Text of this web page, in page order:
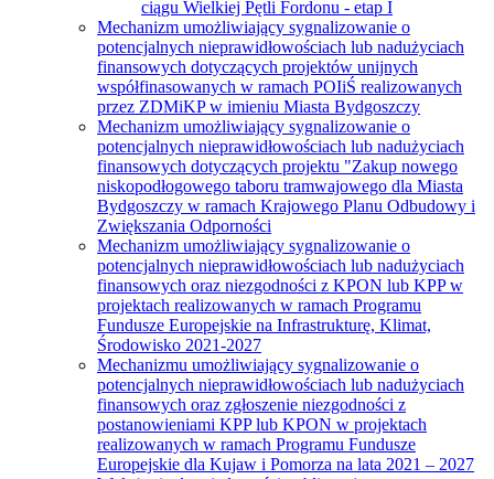
ciągu Wielkiej Pętli Fordonu - etap I
Mechanizm umożliwiający sygnalizowanie o
potencjalnych nieprawidłowościach lub nadużyciach
finansowych dotyczących projektów unijnych
współfinasowanych w ramach POIiŚ realizowanych
przez ZDMiKP w imieniu Miasta Bydgoszczy
Mechanizm umożliwiający sygnalizowanie o
potencjalnych nieprawidłowościach lub nadużyciach
finansowych dotyczących projektu "Zakup nowego
niskopodłogowego taboru tramwajowego dla Miasta
Bydgoszczy w ramach Krajowego Planu Odbudowy i
Zwiększania Odporności
Mechanizm umożliwiający sygnalizowanie o
potencjalnych nieprawidłowościach lub nadużyciach
finansowych oraz niezgodności z KPON lub KPP w
projektach realizowanych w ramach Programu
Fundusze Europejskie na Infrastrukturę, Klimat,
Środowisko 2021-2027
Mechanizmu umożliwiający sygnalizowanie o
potencjalnych nieprawidłowościach lub nadużyciach
finansowych oraz zgłoszenie niezgodności z
postanowieniami KPP lub KPON w projektach
realizowanych w ramach Programu Fundusze
Europejskie dla Kujaw i Pomorza na lata 2021 – 2027